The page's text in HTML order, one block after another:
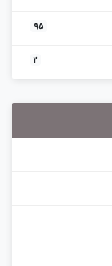
95
2